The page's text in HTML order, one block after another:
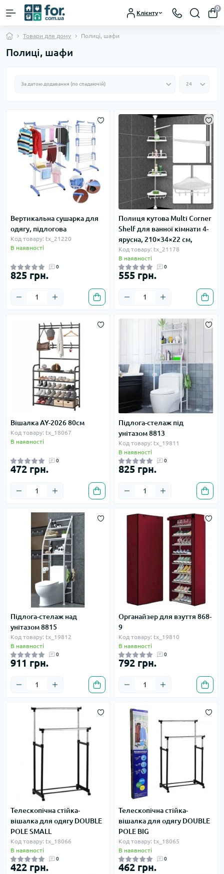
Клієнту
0
Товари для дому Полиці, шафи
Полиці, шафи
Вертикальна сушарка для
одягу, підлогова
Код товару: tx_21220
В наявності
0
825 грн.
Полиця кутова Multi Corner
Shelf для ванної кімнати 4-
ярусна, 210×34×22 см,
Код товару: tx_21178
В наявності
0
555 грн.
Вішалка AY-2026 80см
Код товару: tx_18067
В наявності
0
472 грн.
Підлога-стелаж під
унітазом 8813
Код товару: tx_19811
В наявності
0
825 грн.
Підлога-стелаж над
унітазом 8815
Код товару: tx_19812
В наявності
0
911 грн.
Органайзер для взуття 868-
9
Код товару: tx_19810
В наявності
0
792 грн.
Телескопічна стійка-
вішалка для одягу DOUBLE
POLE SMALL
Код товару: tx_18066
В наявності
0
422 грн.
Телескопічна стійка-
вішалка для одягу DOUBLE
POLE BIG
Код товару: tx_18065
В наявності
0
462 грн.